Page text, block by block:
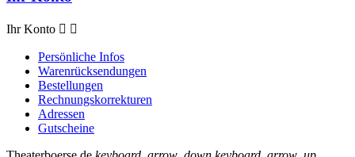
Ihr Konto  
Persönliche Infos
Warenrücksendungen
Bestellungen
Rechnungskorrekturen
Adressen
Gutscheine